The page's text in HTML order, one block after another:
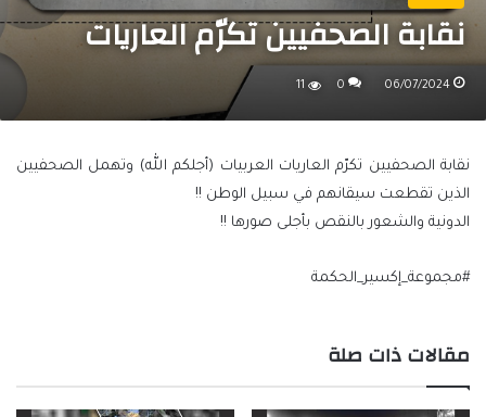
نقابة الصحفيين تكرّم العاريات
06/07/2024
0
11
نقابة الصحفيين تكرّم العاريات العربيات (أجلكم الله) وتهمل الصحفيين
الذين تقطعت سيقانهم في سبيل الوطن !!
الدونية والشعور بالنقص بأجلى صورها !!
#مجموعة_إكسير_الحكمة
مقالات ذات صلة